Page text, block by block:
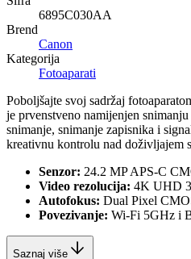
6895C030AA
Brend
Canon
Kategorija
Fotoaparati
Poboljšajte svoj sadržaj
je prvenstveno namijenjen
snimanje, snimanje zapisnika i
kreativnu kontrolu nad doživljajem
Senzor: 24.2 MP APS-C
Video rezolucija: 4K UHD
Autofokus: Dual Pixel
Povezivanje: Wi-Fi 5GHz i
Saznaj više